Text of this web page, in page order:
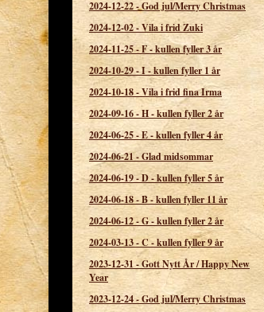
2024-12-22-God jul/Merry Christmas
2024-12-02-Vila i frid Zuki
2024-11-25-F - kullen fyller 3 år
2024-10-29-I - kullen fyller 1 år
2024-10-18-Vila i frid fina Irma
2024-09-16-H - kullen fyller 2 år
2024-06-25-E - kullen fyller 4 år
2024-06-21-Glad midsommar
2024-06-19-D - kullen fyller 5 år
2024-06-18-B - kullen fyller 11 år
2024-06-12-G - kullen fyller 2 år
2024-03-13-C - kullen fyller 9 år
2023-12-31-Gott Nytt År / Happy New
Year
2023-12-24-God jul/Merry Christmas